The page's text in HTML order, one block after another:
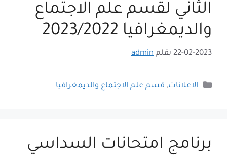
الثاني لقسم علم الاجتماع
والديمغرافيا 2023/2022
22-02-2023 بقلم admin
التصنيفات
الاعلانات,قسم علم الاجتماع والديمغرافيا
برنامج امتحانات السداسي